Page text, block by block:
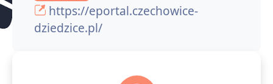
https://eportal.czechowice-
dziedzice.pl/